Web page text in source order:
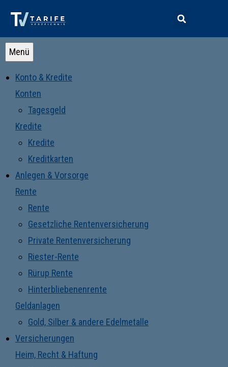
Menü
Konto & Kredite
Konten
Tagesgeld
Kredite
Kredite
Kreditkarten
Anlegen & Vorsorge
Rente
Rente
Gesetzliche Rentenversicherung
Private Rentenversicherung
Riester-Rente
Rürup Rente
Hinterbliebenenrente
Geldanlagen
Gold, Silber & andere Edelmetalle
Versicherungen
Heim, Recht & Haftung